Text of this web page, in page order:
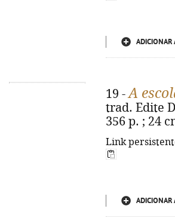
ADICIONAR
19 -A
trad. Edite
356 p. ; 24
Link
ADICIONAR